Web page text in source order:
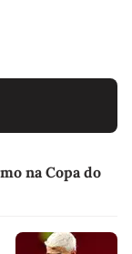
na Copa do